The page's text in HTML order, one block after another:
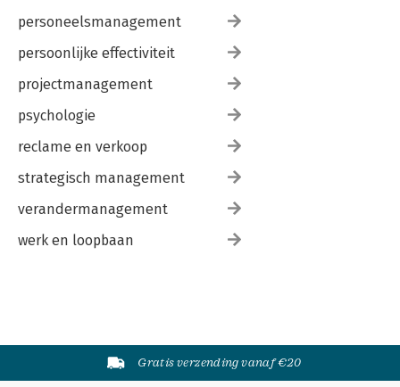
personeelsmanagement
persoonlijke effectiviteit
projectmanagement
psychologie
reclame en verkoop
strategisch management
verandermanagement
werk en loopbaan
Gratis verzending vanaf €20